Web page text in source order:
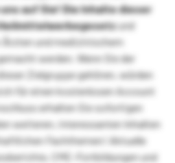
auf Sie!Die Inhalte dieser
und
und medizinischem
werden. Wenn Sie der
Zielgruppe gehören, würden
für einen kostenlosen Account
erhalten Sie sofortigen
weiteren, interessanten Inhalten
Fachthemen! Aktuelle
CME-Fortbildungen und